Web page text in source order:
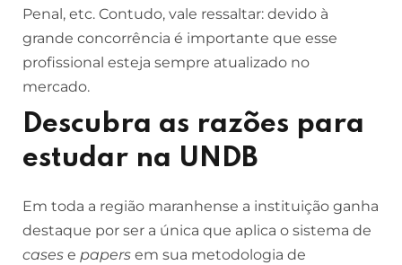
Penal, etc. Contudo, vale ressaltar: devido à
grande concorrência é importante que esse
profissional esteja sempre atualizado no
mercado.
Descubra as razões para
estudar na UNDB
Em toda a região maranhense a instituição ganha
destaque por ser a única que aplica o sistema de
cases e papers em sua metodologia de